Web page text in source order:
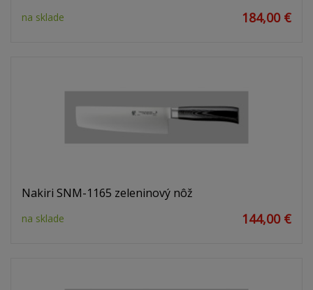
na sklade 184,00 €
Nakiri SNM-1165 zeleninový nôž
na sklade 144,00 €